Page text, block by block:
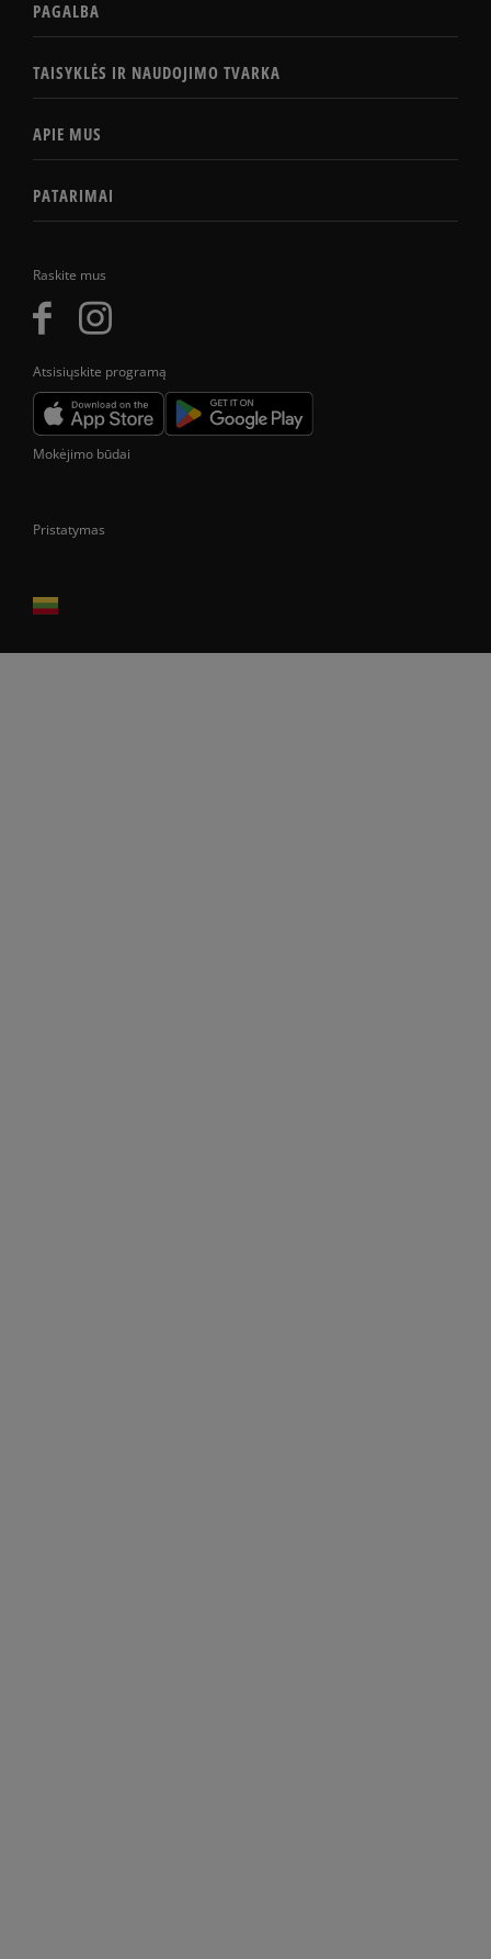
Raskite mus
Atsisiųskite programą
PAGALBA
TAISYKLĖS IR NAUDOJIMO TVARKA
APIE MUS
PATARIMAI
Mokėjimo būdai
Pristatymas